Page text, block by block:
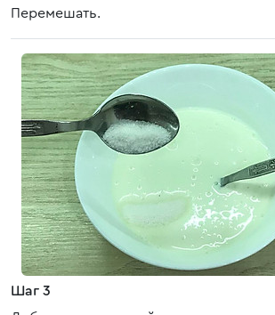
Перемешать.
Шаг 3